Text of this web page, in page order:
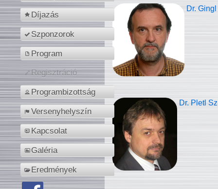
Díjazás
Szponzorok
Program
Regisztráció
Programbizottság
Versenyhelyszín
Kapcsolat
Galéria
Eredmények
Dr.
Dr. Pletl